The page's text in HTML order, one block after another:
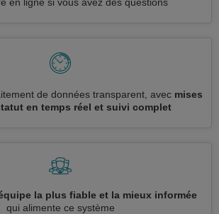
de données transparent, avec mises
en temps réel et suivi complet
la plus fiable et la mieux informée
qui alimente ce système